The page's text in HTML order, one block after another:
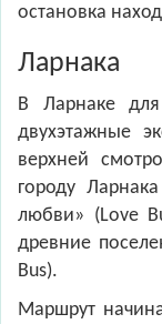
остановка
Ларнака
В Ларнаке
двухэтажные
верхней
городу
любви» (Love
древние
Bus).
Маршрут